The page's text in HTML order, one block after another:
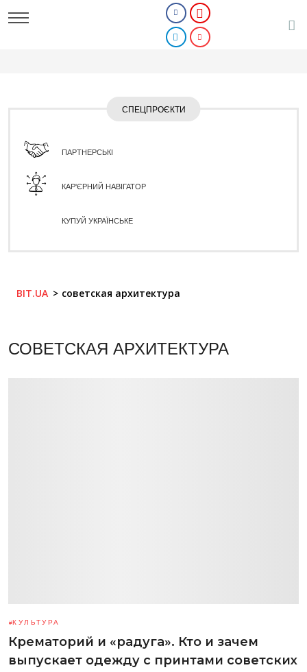
СПЕЦПРОЄКТИ
ПАРТНЕРСЬКІ
КАР'ЄРНИЙ НАВІГАТОР
КУПУЙ УКРАЇНСЬКЕ
BIT.UA советская архитектура
СОВЕТСКАЯ АРХИТЕКТУРА
КУЛЬТУРА
Крематорий и «радуга». Кто и зачем
выпускает одежду с принтами советских